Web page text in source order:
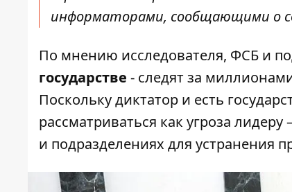
информаторами, сообщающими о
По мнению исследователя, ФСБ и
государстве - следят за
Поскольку диктатор и есть
рассматриваться как угроза
и подразделениях для устранения